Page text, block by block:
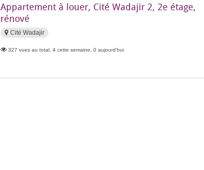
Appartement à louer, Cité Wadajir 2, 2e étage,
rénové
Cité Wadajir
327 vues au total, 4 cette semaine, 0 aujourd'hui